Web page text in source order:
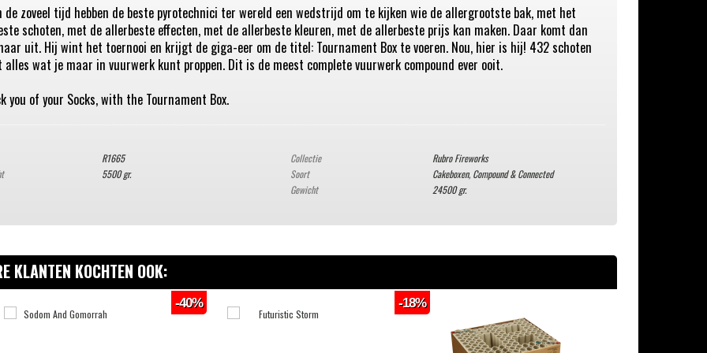
de zoveel tijd hebben de beste pyrotechnici ter wereld een wedstrijd om te kijken wie de allergrootste bak, met het
schoten, met de allerbeste effecten, met de allerbeste kleuren, met de allerbeste prijs kan maken. Daar komt dan
uit. Hij wint het toernooi en krijgt de giga-eer om de titel: Tournament Box te voeren. Nou, hier is hij! 432 schoten
alles wat je maar in vuurwerk kunt proppen. Dit is de meest complete vuurwerk compound ever ooit.
you of your Socks, with the Tournament Box.
R1665
5500 gr.
Collectie
Rubro Fireworks
Soort
Cakeboxen, Compound & Connected
Gewicht
24500 gr.
KLANTEN KOCHTEN OOK:
-40% -18%